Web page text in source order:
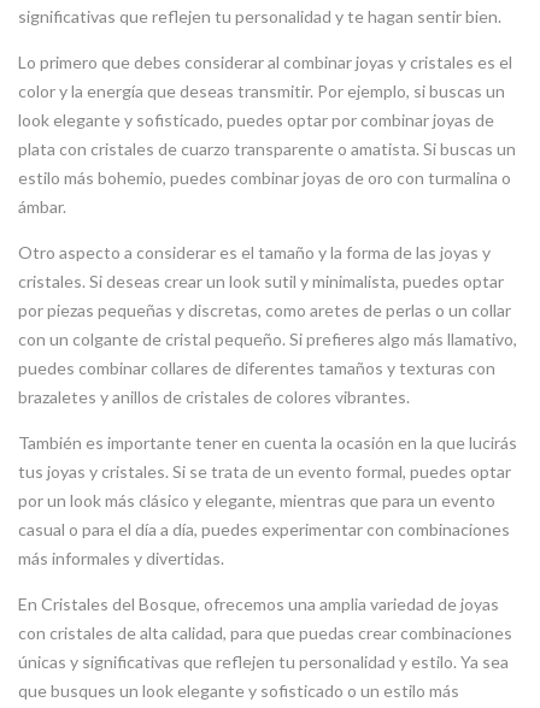
significativas que reflejen tu personalidad y te hagan sentir bien.
Lo primero que debes considerar al combinar joyas y cristales es el
color y la energía que deseas transmitir. Por ejemplo, si buscas un
look elegante y sofisticado, puedes optar por combinar joyas de
plata con cristales de cuarzo transparente o amatista. Si buscas un
estilo más bohemio, puedes combinar joyas de oro con turmalina o
ámbar.
Otro aspecto a considerar es el tamaño y la forma de las joyas y
cristales. Si deseas crear un look sutil y minimalista, puedes optar
por piezas pequeñas y discretas, como aretes de perlas o un collar
con un colgante de cristal pequeño. Si prefieres algo más llamativo,
puedes combinar collares de diferentes tamaños y texturas con
brazaletes y anillos de cristales de colores vibrantes.
También es importante tener en cuenta la ocasión en la que lucirás
tus joyas y cristales. Si se trata de un evento formal, puedes optar
por un look más clásico y elegante, mientras que para un evento
casual o para el día a día, puedes experimentar con combinaciones
más informales y divertidas.
En Cristales del Bosque, ofrecemos una amplia variedad de joyas
con cristales de alta calidad, para que puedas crear combinaciones
únicas y significativas que reflejen tu personalidad y estilo. Ya sea
que busques un look elegante y sofisticado o un estilo más